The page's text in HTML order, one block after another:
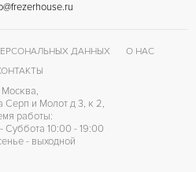
ДАННЫХ
О НАС
Москва,
Серп и Молот д 3, к 2,
работы:
Суббота 10:00 - 19:00
- выходной